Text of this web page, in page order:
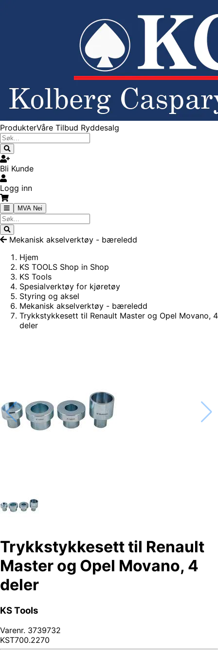
ProdukterVåre Tilbud Ryddesalg
Bli Kunde
Logg inn
MVA Nei
Mekanisk akselverktøy - bæreledd
Hjem
KS TOOLS Shop in Shop
KS Tools
Spesialverktøy for kjøretøy
Styring og aksel
Mekanisk akselverktøy - bæreledd
Trykkstykkesett til Renault Master og Opel Movano, 4
deler
Trykkstykkesett til Renault
Master og Opel Movano, 4
deler
KS Tools
Varenr. 3739732
KST700.2270